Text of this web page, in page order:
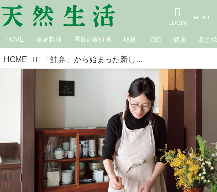
HOME 家庭料理 季節の家仕事 収納 掃除 健康 花と緑
HOME 「鮭弁」から始まった新しい挑戦。看護師から食の道へ“自分なんて”をやめたら見えた、小さな一歩／円卓・ 庄本彩美さん